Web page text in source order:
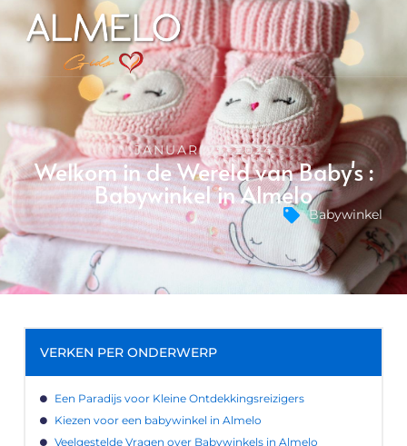
JANUARI 15, 2024
Welkom in de Wereld van Baby's :
Babywinkel in Almelo
Babywinkel
VERKEN PER ONDERWERP
Een Paradijs voor Kleine Ontdekkingsreizigers
Kiezen voor een babywinkel in Almelo
Veelgestelde Vragen over Babywinkels in Almelo